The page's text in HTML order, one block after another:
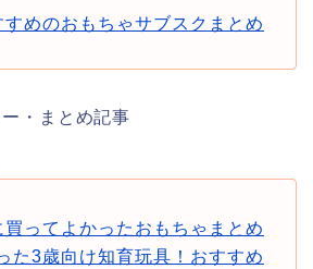
めのおもちゃサブスクまとめ
・まとめ記事
ってよかったおもちゃまとめ
た3歳向け知育玩具！おすすめ